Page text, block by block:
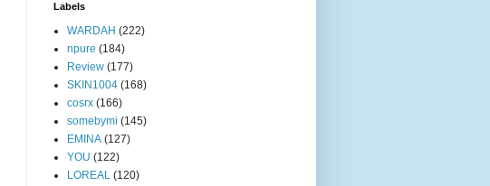
Labels
WARDAH (222)
npure (184)
Review (177)
SKIN1004 (168)
cosrx (166)
somebymi (145)
EMINA (127)
YOU (122)
LOREAL (120)